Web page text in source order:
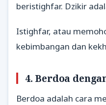
beristighfar. Dzikir
Istighfar, atau
kebimbangan dan
4. Berdoa
Berdoa adalah cara